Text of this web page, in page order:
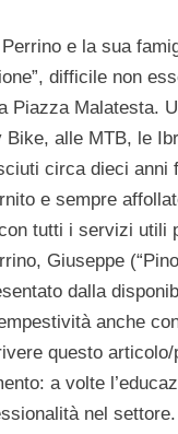
e la sua
difficile non
Piazza Malatesta.
Bike, alle MTB, le
circa dieci anni
e sempre
tutti i servizi utili
Giuseppe
dalla
anche
questo
a volte
nel